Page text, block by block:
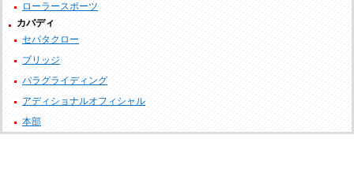
ローラースポーツ
カバディ
セパタクロー
ブリッジ
パラグライディング
アディショナルオフィシャル
本部